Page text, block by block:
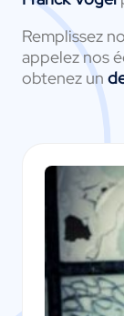
Remplissez
appelez nos
obtenez un